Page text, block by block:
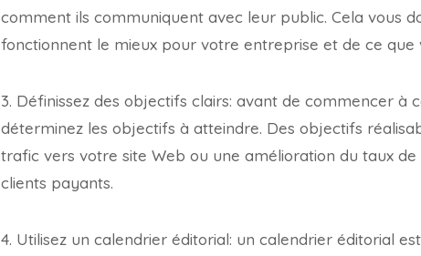
comment ils communiquent avec leur public. Cela vous
fonctionnent le mieux pour votre entreprise et de ce que
3. Définissez des objectifs clairs: avant de commencer à
déterminez les objectifs à atteindre. Des objectifs
trafic vers votre site Web ou une amélioration du taux
clients payants.
4. Utilisez un calendrier éditorial: un calendrier éditorial